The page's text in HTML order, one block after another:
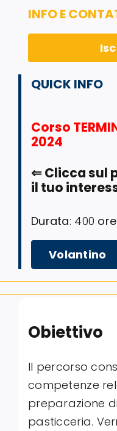
INFO E
QUICK INFO
Corso
2024
⇐Clicca sul
il tuo
Durata: 400 ore
Volantino
Obiettivo
Il percorso
competenze
preparazione
pasticceria.